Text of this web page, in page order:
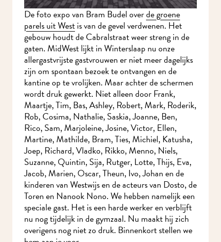
De foto expo van Bram Budel overde groene
parels uit Westis van de gevel verdwenen. Het
gebouw houdt de Cabralstraat weer streng in de
gaten. MidWest lijkt in Winterslaap nu onze
allergastvrijste gastvrouwen er niet meer dagelijks
zijn om spontaan bezoek te ontvangen en de
kantine op te vrolijken. Maar achter de schermen
wordt druk gewerkt. Niet alleen door Frank,
Maartje, Tim, Bas, Ashley, Robert, Mark,
Roderik, Rob, Cosima, Nathalie, Saskia, Joanne,
Ben, Rico, Sam, Marjoleine, Josine, Victor, Ellen,
Martine, Mathilde, Bram, Ties, Michiel, Katusha,
Joep, Richard, Vladko, Rikko, Menno, Niels,
Suzanne, Quintin, Sija, Rutger, Lotte, Thijs, Eva,
Jacob, Marien, Oscar, Theun, Ivo, Johan en de
kinderen van Westwijs en de acteurs van Dosto,
de Toren en Nanook Nono. We hebben namelijk
een speciale gast. Het is een harde werker en
verblijft nu nog tijdelijk in de gymzaal. Nu maakt
hij zich overigens nog niet zo druk. Binnenkort
stellen we hem aan je voor.
Ik wil MidWest-
nieuws!